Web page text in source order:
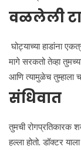
वळलेली
घोट्याच्या हाडांना
मागे सरकतो तेव्हा
आणि त्यामुळेच तुम्हाला
संधिवात
तुमची रोगप्रतिकारक
हल्ला होतो. डॉक्टर